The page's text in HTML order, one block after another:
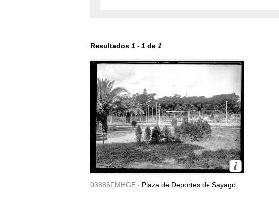
Resultados 1 - 1 de 1
03886FMHGE - Plaza de Deportes de Sayago.